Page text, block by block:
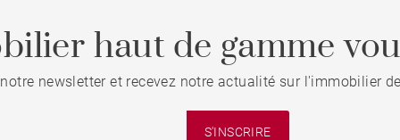
haut de gamme
newsletter et recevez notre actualité sur l'immobilier
S'INSCRIRE